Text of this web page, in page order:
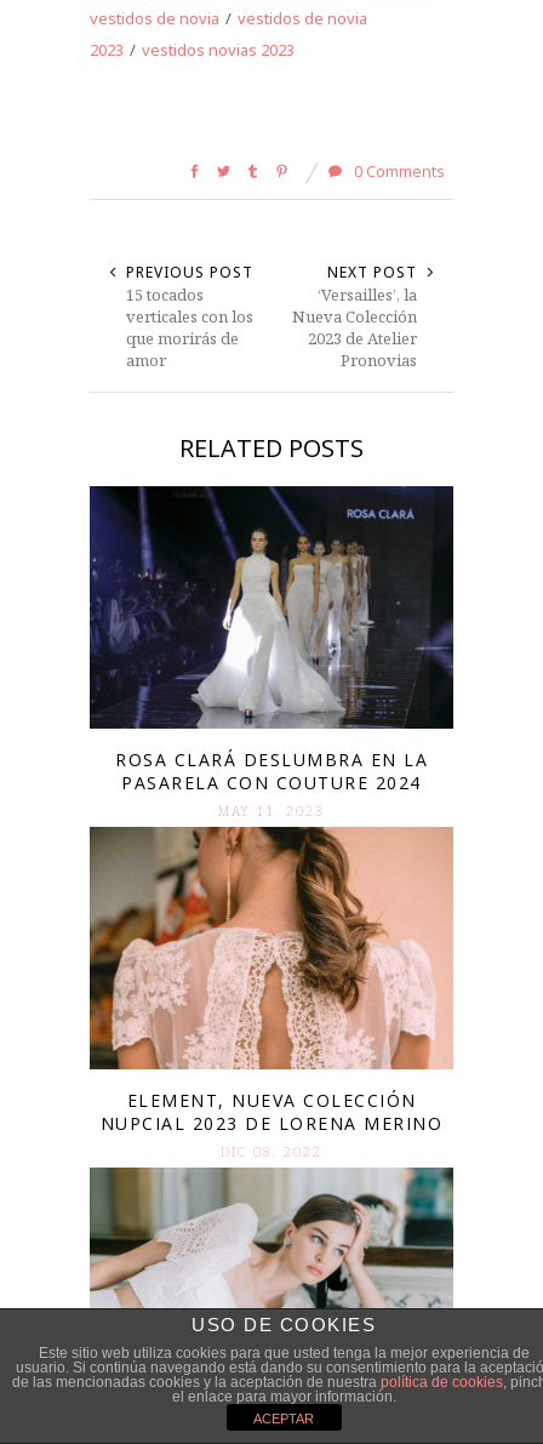
vestidos de novia / vestidos de novia
2023 / vestidos novias 2023
0 Comments
PREVIOUS POST
15 tocados
verticales con los
que morirás de
amor
NEXT POST
‘Versailles’, la
Nueva Colección
2023 de Atelier
Pronovias
RELATED POSTS
ROSA CLARÁ DESLUMBRA EN LA
PASARELA CON COUTURE 2024
MAY 11. 2023
ELEMENT, NUEVA COLECCIÓN
NUPCIAL 2023 DE LORENA MERINO
DIC 08. 2022
USO DE COOKIES
Este sitio web utiliza cookies para que usted tenga la mejor experiencia de
usuario. Si continúa navegando está dando su consentimiento para la
de las mencionadas cookies y la aceptación de nuestra política de cookies,
el enlace para mayor información.
ACEPTAR